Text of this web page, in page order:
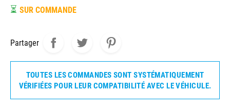
⏳ SUR COMMANDE
Partager
TOUTES LES COMMANDES SONT SYSTÉMATIQUEMENT
VÉRIFIÉES POUR LEUR COMPATIBILITÉ AVEC LE VÉHICULE.